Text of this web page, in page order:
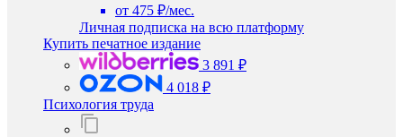
от 475 ₽/мес.
Личная подписка на всю платформу
Купить печатное издание
3 891 ₽
4 018 ₽
Психология труда